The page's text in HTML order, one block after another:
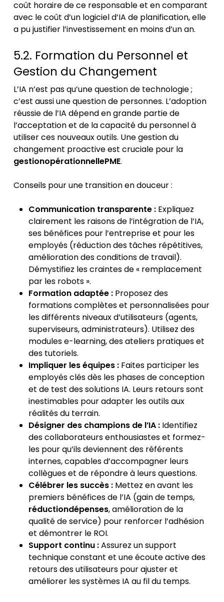
coût horaire de ce responsable et en comparant
avec le coût d’un logiciel d’IA de planification, elle
a pu justifier l’investissement en moins d’un an.
5.2. Formation du Personnel et
Gestion du Changement
L’IA n’est pas qu’une question de technologie ;
c’est aussi une question de personnes. L’adoption
réussie de l’IA dépend en grande partie de
l’acceptation et de la capacité du personnel à
utiliser ces nouveaux outils. Une gestion du
changement proactive est cruciale pour la
gestionopérationnellePME.
Conseils pour une transition en douceur :
Communication transparente :Expliquez
clairement les raisons de l’intégration de l’IA,
ses bénéfices pour l’entreprise et pour les
employés (réduction des tâches répétitives,
amélioration des conditions de travail).
Démystifiez les craintes de « remplacement
par les robots ».
Formation adaptée :Proposez des
formations complètes et personnalisées pour
les différents niveaux d’utilisateurs (agents,
superviseurs, administrateurs). Utilisez des
modules e-learning, des ateliers pratiques et
des tutoriels.
Impliquer les équipes :Faites participer les
employés clés dès les phases de conception
et de test des solutions IA. Leurs retours sont
inestimables pour adapter les outils aux
réalités du terrain.
Désigner des champions de l’IA :Identifiez
des collaborateurs enthousiastes et formez-
les pour qu’ils deviennent des référents
internes, capables d’accompagner leurs
collègues et de répondre à leurs questions.
Célébrer les succès :Mettez en avant les
premiers bénéfices de l’IA (gain de temps,
réductiondépenses, amélioration de la
qualité de service) pour renforcer l’adhésion
et démontrer le ROI.
Support continu :Assurez un support
technique constant et une écoute active des
retours des utilisateurs pour ajuster et
améliorer les systèmes IA au fil du temps.